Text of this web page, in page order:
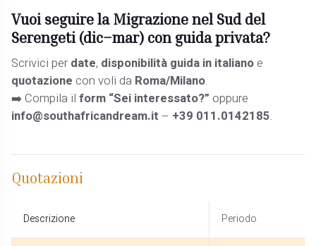
Vuoi seguire la Migrazione nelSud del
Serengeti(dic–mar) con guida privata?
Scrivici per date, disponibilità guida in italianoe
quotazione con voli da Roma/Milano.
➡️ Compila ilform “Sei interessato?” oppure
info@southafricandream.it – +39 011.0142185.
Quotazioni
Descrizione Periodo